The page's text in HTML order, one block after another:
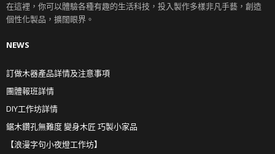
在這裡，你可以體驗各種有趣的生活科技，投入製作多樣非凡手藝，創造
個性化製品，擴闊眼界。
NEWS
訂做木器產品詳情及注意事項
團體報班詳情
DIY工作坊詳情
鋸木鑽孔無難度 變身木匠 巧製小家品
【浪漫字句小夜燈工作坊】